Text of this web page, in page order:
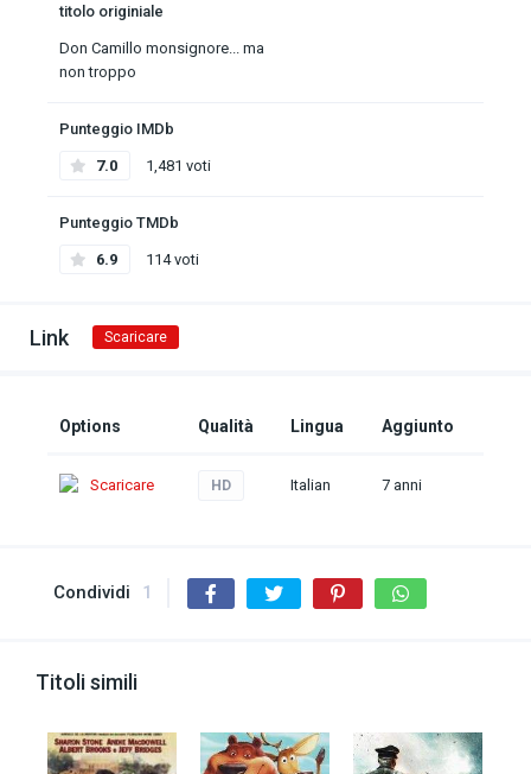
titolo originiale
Don Camillo monsignore... ma
non troppo
Punteggio IMDb
7.0 1,481 voti
Punteggio TMDb
6.9 114 voti
Link Scaricare
Options Qualità Lingua Aggiunto
Scaricare HD Italian 7 anni
Condividi 1
Titoli simili